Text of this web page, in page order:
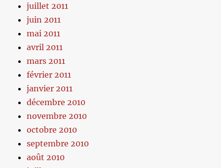
juillet 2011
juin 2011
mai 2011
avril 2011
mars 2011
février 2011
janvier 2011
décembre 2010
novembre 2010
octobre 2010
septembre 2010
août 2010